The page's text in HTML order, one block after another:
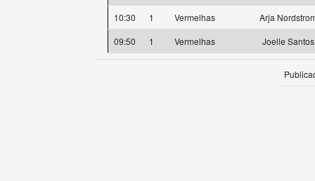
10:30
1 Vermelhas
Arja
09:50
1 Vermelhas Joelle Santos